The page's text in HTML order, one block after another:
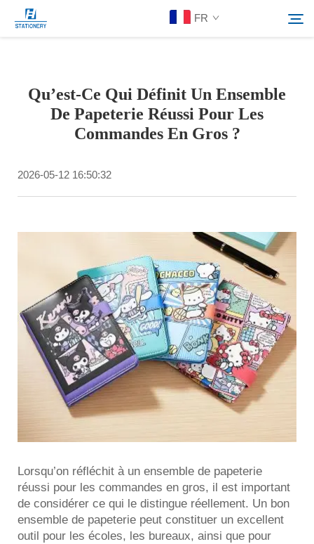
FR
Produits
À Propos De Nous
Solutions personnalisées
Rechercher
Qu’est-Ce Qui Définit Un Ensemble
De Papeterie Réussi Pour Les
Commandes En Gros ?
2026-05-12 16:50:32
Lorsqu’on réfléchit à un ensemble de papeterie
réussi pour les commandes en gros, il est important
de considérer ce qui le distingue réellement. Un bon
ensemble de papeterie peut constituer un excellent
outil pour les écoles, les bureaux, ainsi que pour